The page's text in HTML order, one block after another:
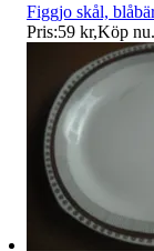
Figgjo skål,
Pris:59 kr,Köp nu.